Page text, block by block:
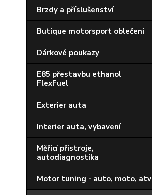
Brzdy a příslušenství
Butique motorsport oblečení
Dárkové poukazy
E85 přestavbu ethanol
FlexFuel
Exterier auta
Interier auta, vybavení
Měřící přístroje,
autodiagnostika
Motor tuning - auto, moto, atv